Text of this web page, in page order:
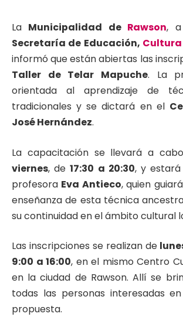
La Municipalidad de Rawson,
Secretaría de Educación, Cultura
informó que están abiertas las
Taller de Telar Mapuche. La
orientada al aprendizaje de
tradicionales y se dictará en el
José Hernández.
La capacitación se llevará a
viernes, de17:30 a 20:30, y
profesora Eva Antieco, quien
enseñanza de esta técnica
su continuidad en el ámbito cultural
Las inscripciones se realizan de
9:00 a 16:00, en el mismo Centro
en la ciudad de Rawson. Allí se
todas las personas interesadas
propuesta.